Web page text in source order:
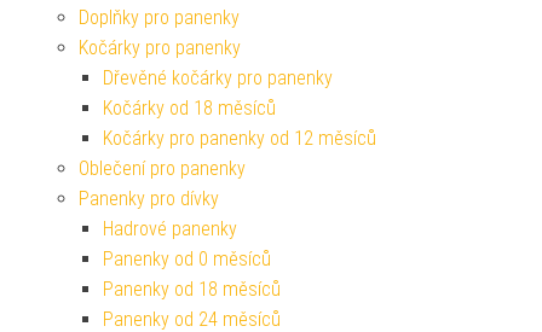
Doplňky pro panenky
Kočárky pro panenky
Dřevěné kočárky pro panenky
Kočárky od 18 měsíců
Kočárky pro panenky od 12 měsíců
Oblečení pro panenky
Panenky pro dívky
Hadrové panenky
Panenky od 0 měsíců
Panenky od 18 měsíců
Panenky od 24 měsíců